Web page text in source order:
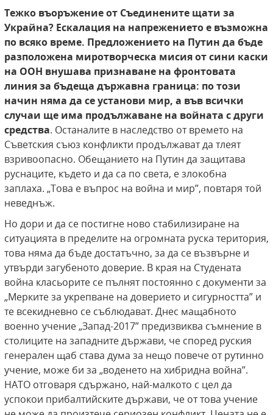
Тежко въоръжение от Съединените щати за
Украйна? Ескалация на напрежението е възможна
по всяко време. Предложението на Путин да бъде
разположена миротворческа мисия от сини каски
на ООН внушава признаване на фронтовата
линия за бъдеща държавна граница: по този
начин няма да се установи мир, а във всички
случаи ще има продължаване на войната с други
средства. Oстаналите в наследство от времето на
Съветския съюз конфликти продължават да тлеят
взривоопасно. Обещанието на Путин да защитава
руснаците, където и да са по света, е злокобна
заплаха. „Това е въпрос на война и мир”, повтаря той
неведнъж.
Но дори и да се постигне ново стабилизиране на
ситуацията в пределите на огромната руска територия,
това няма да бъде достатъчно, за да се възвърне и
утвърди загубеното доверие. В края на Студената
война класьорите се пълнят постоянно с документи за
„Мерките за укрепване на доверието и сигурността” и
те всекидневно се съблюдават. Днес мащабното
военно учение „Запад-2017” предизвиква съмнение в
столиците на западните държави, че според руския
генерален щаб става дума за нещо повече от рутинно
учение, може би за „воденето на хибридна война”.
НАТО отговаря сдържано, най-малкото с цел да
успокои прибалтийските държави, че от това учение